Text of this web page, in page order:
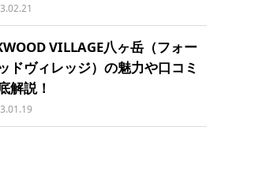
VILLAGE八ヶ岳（フォー
ドヴィレッジ）の魅力や口コミ
解説！